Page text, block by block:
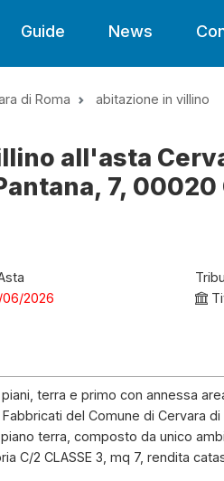
Guide News
di Roma abitazione in villino
all'asta
7,
2026
terra e primo con annessa
del Comune di Cervara di
terra, composto da unico
C/2 CLASSE 3, mq 7, rendita